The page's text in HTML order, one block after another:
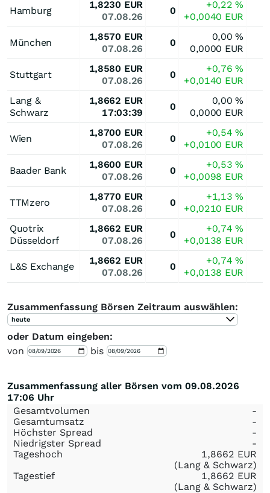
Hamburg
1,8230 EUR
07.08.26
0
+0,22%
+0,0040 EUR
München
1,8570 EUR
07.08.26
0
0,00%
0,0000 EUR
Stuttgart
1,8580 EUR
07.08.26
0
+0,76%
+0,0140 EUR
Lang &
Schwarz
1,8662 EUR
17:03:39
0
0,00%
0,0000 EUR
Wien
1,8700 EUR
07.08.26
0
+0,54%
+0,0100 EUR
Baader Bank
1,8600 EUR
07.08.26
0
+0,53%
+0,0098 EUR
TTMzero
1,8770 EUR
07.08.26
0
+1,13%
+0,0210 EUR
Quotrix
Düsseldorf
1,8662 EUR
07.08.26
0
+0,74%
+0,0138 EUR
L&S Exchange
1,8662 EUR
07.08.26
0
+0,74%
+0,0138 EUR
Zusammenfassung Börsen Zeitraum auswählen:
heute
oder Datum eingeben:
von
bis
Zusammenfassung aller Börsen vom 09.08.2026
17:06 Uhr
Gesamtvolumen
-
Gesamtumsatz
-
Höchster Spread
-
Niedrigster Spread
-
Tageshoch
1,8662 EUR
(Lang & Schwarz)
Tagestief
1,8662 EUR
(Lang & Schwarz)